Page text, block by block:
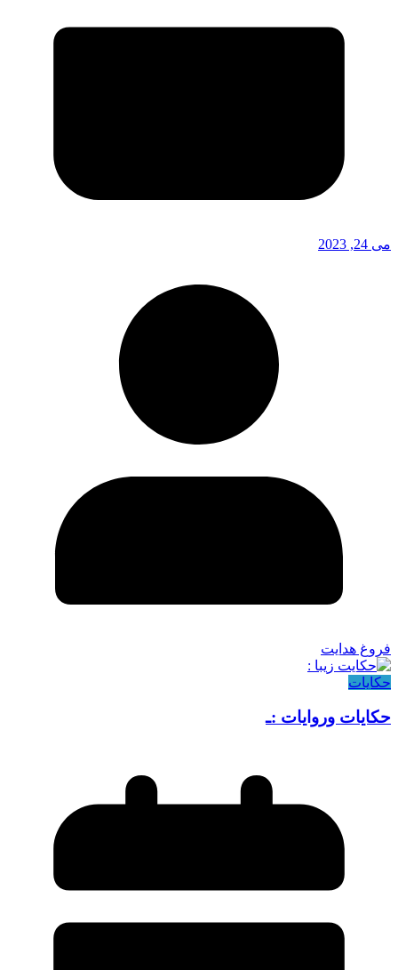
می 24, 2023
فروغ هدایت
حکایات
حکایات وروایات :ـ